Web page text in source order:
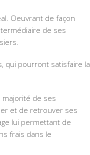
Oeuvrant de façon
de ses
qui pourront satisfaire la
majorité de ses
et de retrouver ses
lui permettant de
frais dans le